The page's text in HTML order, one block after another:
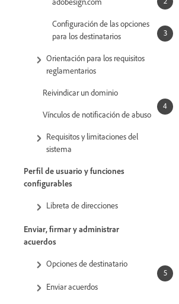
Configuración de las opciones
para los destinatarios
Orientación para los requisitos
reglamentarios
Reivindicar un dominio
Vínculos de notificación de abuso
Requisitos y limitaciones del
sistema
Perfil de usuario y funciones
configurables
Libreta de direcciones
Enviar, firmar y administrar
acuerdos
Opciones de destinatario
Enviar acuerdos